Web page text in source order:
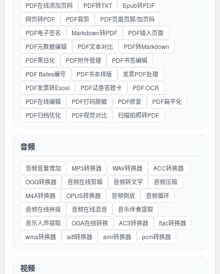
PDF在线添加页码
PDF转TXT
Epub转PDF
网页转PDF
PDF裁剪
PDF页眉页脚/加页码
PDF电子签名
Markdown转PDF
PDF插入页面
PDF元数据编辑
PDF文本对比
PDF转Markdown
PDF黑白化
PDF附件管理
PDF书签编辑
PDF Bates编号
PDF书本排版
发票PDF处理
PDF发票转Excel
PDF试卷答题卡
PDF OCR
PDF在线编辑
PDF打码脱敏 PDF修复
PDF扁平化
PDF归档优化
PDF视觉对比 扫描拍照转PDF
音频
音频音量增加 MP3转换器 WAV转换器
ACC转换器
OGG转换器
音频在线剪辑 音频转文字
音频压缩
M4A转换器
OPUS转换器 音频倒放
音频循环
音频在线拼接
音频在线混音
音乐伴奏提取
音乐人声提取
OGA在线转换 AC3转换器
flac转换器
wma转换器
aiff转换器 amr转换器 pcm转换器
视频